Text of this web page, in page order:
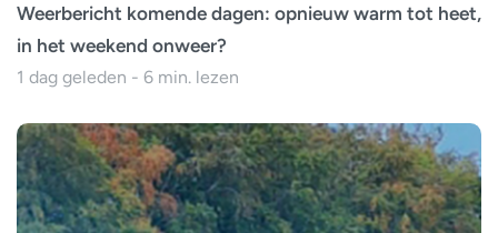
Weerbericht komende dagen: opnieuw warm tot heet,
in het weekend onweer?
1 dag geleden - 6 min. lezen